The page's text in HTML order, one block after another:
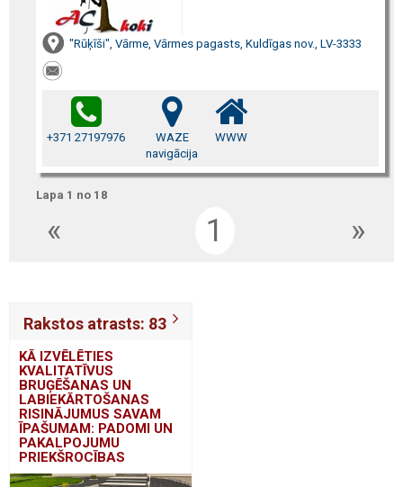
"Rūķīši", Vārme, Vārmes pagasts, Kuldīgas nov., LV-3333
+371 27197976
WAZE
navigācija
WWW
Lapa 1 no 18
« 1 »
Rakstos atrasts: 83
KĀ IZVĒLĒTIES
KVALITATĪVUS
BRUĢĒŠANAS UN
LABIEKĀRTOŠANAS
RISINĀJUMUS SAVAM
ĪPAŠUMAM: PADOMI UN
PAKALPOJUMU
PRIEKŠROCĪBAS